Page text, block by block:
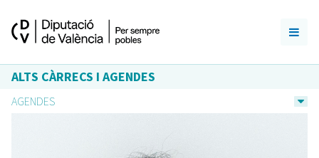
ALTS CÀRRECS I AGENDES
AGENDES